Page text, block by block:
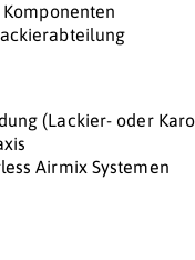
(Lackier- oder
Airmix Systemen